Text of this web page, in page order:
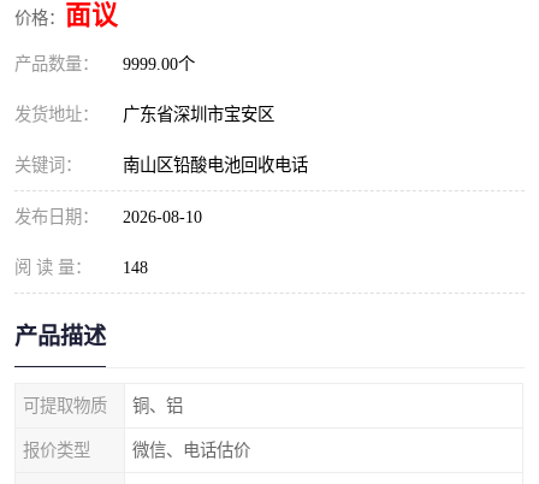
价格： 面议
产品数量： 9999.00个
发货地址： 广东省深圳市宝安区
关键词： 南山区铅酸电池回收电话
发布日期： 2026-08-10
阅 读 量： 148
产品描述
可提取物质 铜、铝
报价类型 微信、电话估价